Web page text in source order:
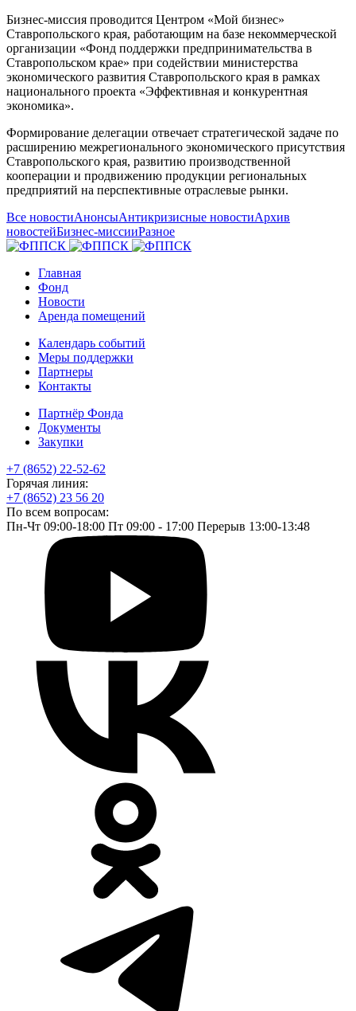
Бизнес-миссия проводится Центром «Мой бизнес»
Ставропольского края, работающим на базе некоммерческой
организации «Фонд поддержки предпринимательства в
Ставропольском крае» при содействии министерства
экономического развития Ставропольского края в рамках
национального проекта «Эффективная и конкурентная
экономика».
Формирование делегации отвечает стратегической задаче по
расширению межрегионального экономического присутствия
Ставропольского края, развитию производственной
кооперации и продвижению продукции региональных
предприятий на перспективные отраслевые рынки.
Все новостиАнонсыАнтикризисные новостиАрхив
новостейБизнес-миссииРазное
Главная
Фонд
Новости
Аренда помещений
Календарь событий
Меры поддержки
Партнеры
Контакты
Партнёр Фонда
Документы
Закупки
+7 (8652) 22-52-62
Горячая линия:
+7 (8652) 23 56 20
По всем вопросам:
Пн-Чт 09:00-18:00 Пт 09:00 - 17:00 Перерыв 13:00-13:48